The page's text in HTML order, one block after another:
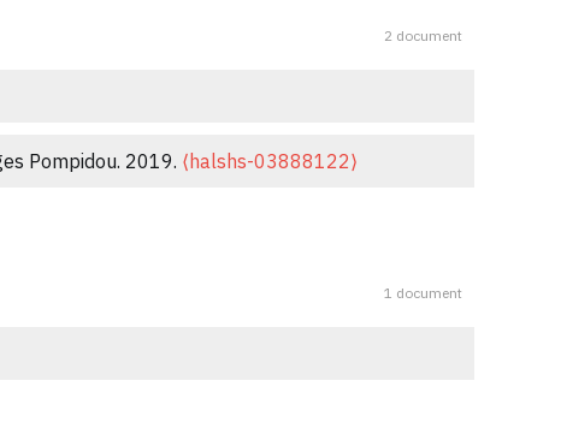
2 document
Pompidou. 2019. ⟨halshs-03888122⟩
1 document